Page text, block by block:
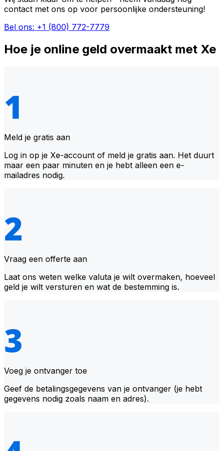
contact met ons op voor persoonlijke ondersteuning!
Bel ons: +1 (800) 772-7779
Hoe je online geld overmaakt met Xe
Meld je gratis aan
Log in op je Xe-account of meld je gratis aan. Het duurt
maar een paar minuten en je hebt alleen een e-
mailadres nodig.
Vraag een offerte aan
Laat ons weten welke valuta je wilt overmaken, hoeveel
geld je wilt versturen en wat de bestemming is.
Voeg je ontvanger toe
Geef de betalingsgegevens van je ontvanger (je hebt
gegevens nodig zoals naam en adres).